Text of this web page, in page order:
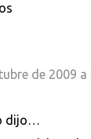
de 2009 a
dijo…